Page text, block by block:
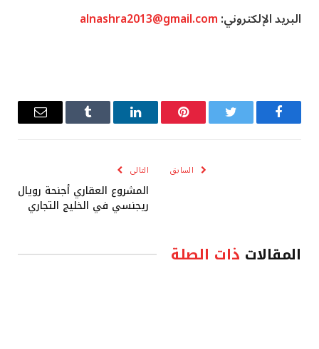
البريد الإلكتروني:alnashra2013@gmail.com
فيسبوك تويتر بينتيريستلينكدإن Tumblr
البريد
السابق التالى
المشروع العقاري أجنحة رويال
ريجنسي في الخليج التجاري
المقالات ذات الصلة